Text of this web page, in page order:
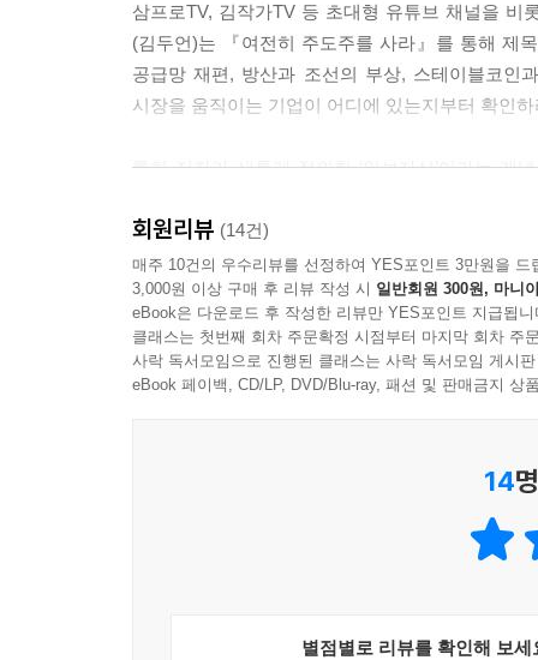
삼프로TV, 김작가TV 등 초대형 유튜브 채널을 비
(김두언)는 『여전히 주도주를 사라』를 통해 제
공급망 재편, 방산과 조선의 부상, 스테이블코인
시장을 움직이는 기업이 어디에 있는지부터 확인
특히 저자가 새롭게 정의한 ‘안보자산’이라는
투자자는 방향을 읽어야 한다.
안보자산이 주도주다!
국장을 좌우하는 패권의 의지,
안보자산에 주목해야 하는 이유
돈은 결코 무작위로 움직이지 않는다. 국가 전
흐름이 아니라 구조적 자금 이동의 결과다.
회원리뷰 (14건)
매주 10건의 우수리뷰를 선정하여 YES포인트 3만원을 드
3,000원 이상 구매 후 리뷰 작성 시 일반회원 300원, 마니
eBook은 다운로드 후 작성한 리뷰만 YES포인트 지급됩니
클래스는 첫번째 회차 주문확정 시점부터 마지막 회차 주
사락 독서모임으로 진행된 클래스는 사락 독서모임 게시
eBook 페이백, CD/LP, DVD/Blu-ray, 패션 및 판매금지 상
14
별점별로 리뷰를 확인해 보세